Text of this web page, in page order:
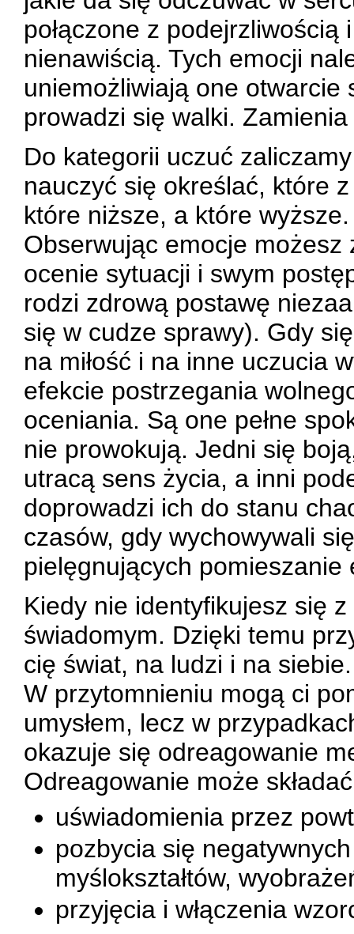
połączone z
nienawiścią. Tych emocji
uniemożliwiają one
prowadzi się walki.
Do kategorii uczuć
nauczyć się określać, które
które niższe, a które wyższe.
Obserwując emocje możesz
ocenie sytuacji i swym
rodzi zdrową postawę
się w cudze sprawy). Gdy
na miłość i na inne uczucia
efekcie postrzegania
oceniania. Są one pełne
nie prowokują. Jedni się
utracą sens życia, a inni
doprowadzi ich do stanu
czasów, gdy wychowywali
pielęgnujących
Kiedy nie identyfikujesz się
świadomym. Dzięki temu
cię świat, na ludzi i na siebie.
W przytomnieniu mogą ci
umysłem, lecz w
okazuje się odreagowanie
Odreagowanie może
uświadomienia przez
pozbycia się
myślokształtów,
przyjęcia i włączenia